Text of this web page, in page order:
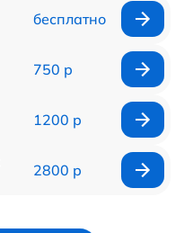
бесплатно
750 р
1200 р
2800 р